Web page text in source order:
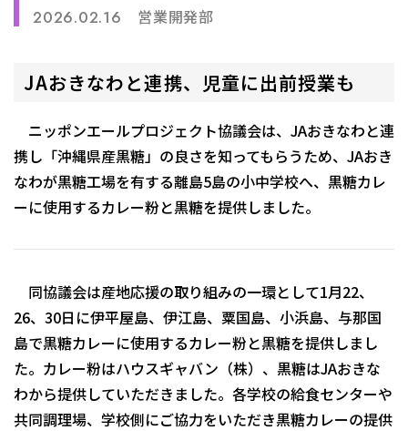
2026.02.16 営業開発部
JAおきなわと連携、児童に出前授業も
ニッポンエールプロジェクト協議会は、JAおきなわと連
携し「沖縄県産黒糖」の良さを知ってもらうため、JAおき
なわが黒糖工場を有する離島5島の小中学校へ、黒糖カレ
ーに使用するカレー粉と黒糖を提供しました。
同協議会は産地応援の取り組みの一環として1月22、
26、30日に伊平屋島、伊江島、粟国島、小浜島、与那国
島で黒糖カレーに使用するカレー粉と黒糖を提供しまし
た。カレー粉はハウスギャバン（株）、黒糖はJAおきな
わから提供していただきました。各学校の給食センターや
共同調理場、学校側にご協力をいただき黒糖カレーの提供